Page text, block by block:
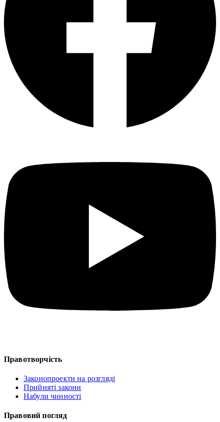
Правотворчість
Законопроекти на розгляді
Прийняті закони
Набули чинності
Правовий погляд